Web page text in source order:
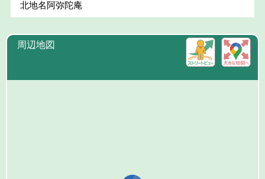
北地名阿弥陀庵
周辺地図